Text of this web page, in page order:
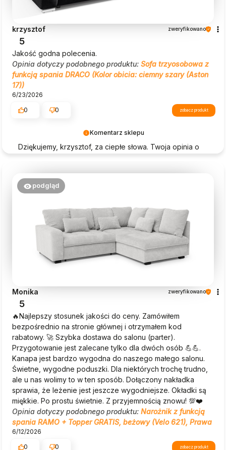
Komentarz sklepu
Dziękujemy, krzysztof, za ciepłe słowa. Twoja opinia o
krzysztof zweryfikowano
5
Jakość godna polecenia.
Opinia dotyczy podobnego produktu: Sofa trzyosobowa z
funkcją spania DRACO (Kolor obicia: ciemny szary (Aston
17))
6/23/2026
0
0 zobacz produkt
podgląd
Monika zweryfikowano
5
🔥Najlepszy stosunek jakości do ceny. Zamówiłem
bezpośrednio na stronie głównej i otrzymałem kod
rabatowy. 🚀 Szybka dostawa do salonu (parter).
Przygotowanie jest zalecane tylko dla dwóch osób 💪💪.
Kanapa jest bardzo wygodna do naszego małego salonu.
Świetne, wygodne poduszki. Dla niektórych trochę trudno,
ale u nas wolimy to w ten sposób. Dołączony nakładka
sprawia, że leżenie jest jeszcze wygodniejsze. Okładki są
miękkie. Po prostu świetnie. Z przyjemnością znowu! 💯❤️
Opinia dotyczy podobnego produktu: Narożnik z funkcją
spania RAMO + Topper GRATIS, beżowy (Velo 621), Prawa
6/12/2026
0
0 zobacz produkt